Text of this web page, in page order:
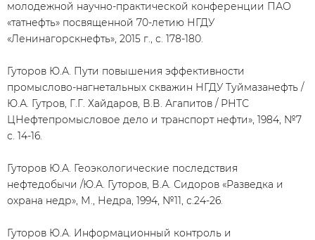
молодежной научно-практической конференции ПАО
«татнефть» посвященной 70-летию НГДУ
«Ленинагорскнефть», 2015 г., с. 178-180.
Гуторов Ю.А. Пути повышения эффективности
промыслово-нагнетальных скважин НГДУ Туймазанефть /
Ю.А. Гутров, Г.Г. Хайдаров, В.В. Агапитов / РНТС
ЦНефтепромысловое дело и транспорт нефти», 1984, №7
с. 14-16.
Гуторов Ю.А. Геоэкологические последствия
нефтедобычи /Ю.А. Гуторов, В.А. Сидоров «Разведка и
охрана недр», М., Недра, 1994, №11, с.24-26.
Гуторов Ю.А. Информационный контроль и